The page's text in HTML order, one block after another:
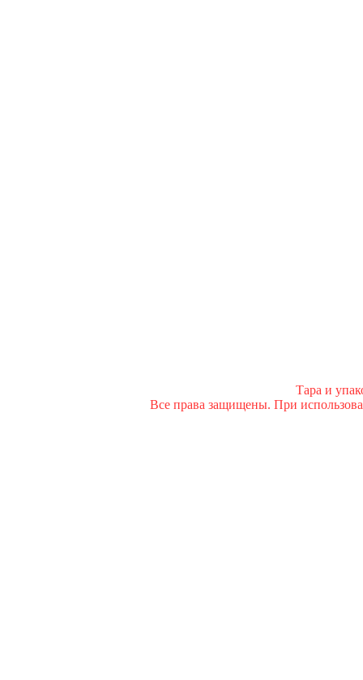
Тара и
Все права защищены. При